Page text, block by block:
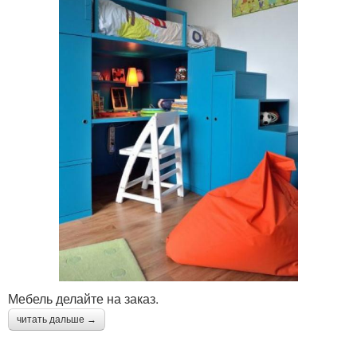
Мебель делайте на заказ.
читать дальше →